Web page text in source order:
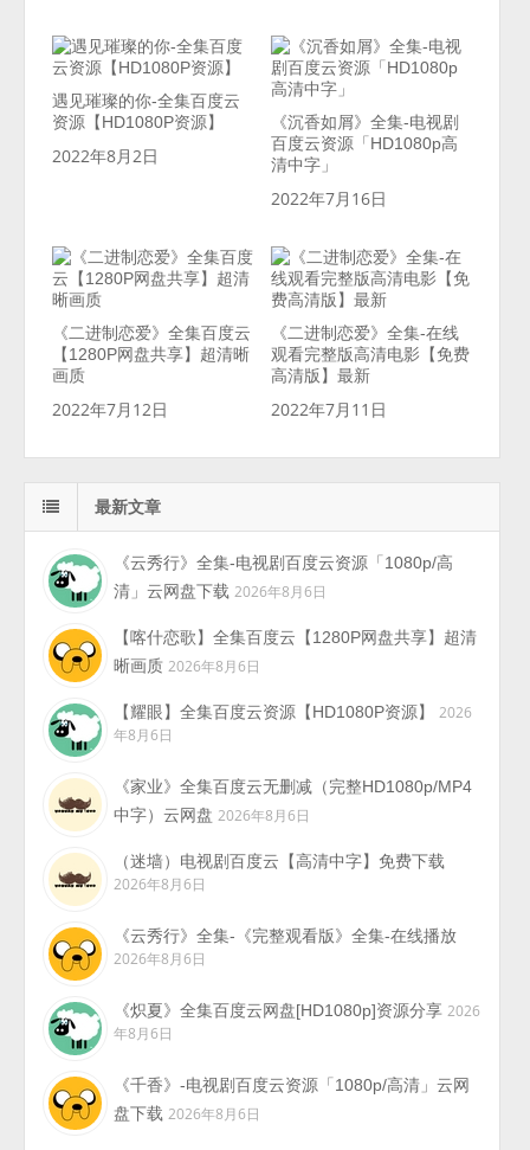
遇见璀璨的你-全集百度云
资源【HD1080P资源】
2022年8月2日
《沉香如屑》全集-电视剧
百度云资源「HD1080p高
清中字」
2022年7月16日
《二进制恋爱》全集百度云
【1280P网盘共享】超清晰
画质
2022年7月12日
《二进制恋爱》全集-在线
观看完整版高清电影【免费
高清版】最新
2022年7月11日
最新文章
《云秀行》全集-电视剧百度云资源「1080p/高
清」云网盘下载 2026年8月6日
【喀什恋歌】全集百度云【1280P网盘共享】超清
晰画质 2026年8月6日
【耀眼】全集百度云资源【HD1080P资源】
2026
年8月6日
《家业》全集百度云无删减（完整HD1080p/MP4
中字）云网盘 2026年8月6日
（迷墙）电视剧百度云【高清中字】免费下载
2026年8月6日
《云秀行》全集-《完整观看版》全集-在线播放
2026年8月6日
《炽夏》全集百度云网盘[HD1080p]资源分享 2026
年8月6日
《千香》-电视剧百度云资源「1080p/高清」云网
盘下载 2026年8月6日